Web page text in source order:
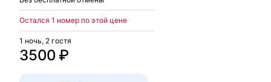
Остался 1 номер по этой цене
3500 ₽
1 ночь, 2 гостя